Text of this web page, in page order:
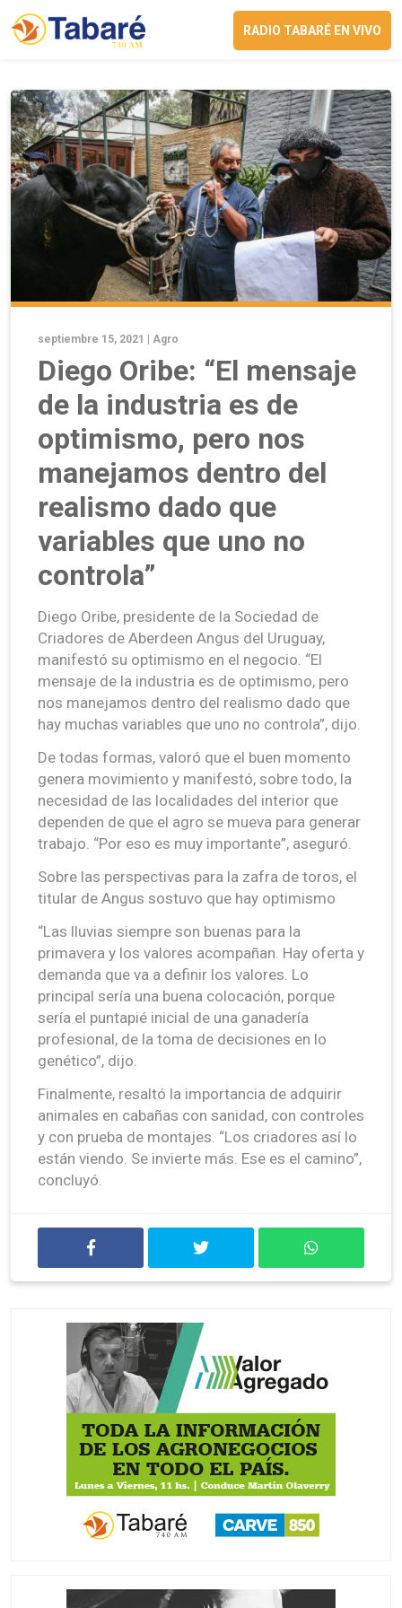
RADIO TABARÉ EN VIVO
septiembre 15, 2021 | Agro
Diego Oribe: “El mensaje
de la industria es de
optimismo, pero nos
manejamos dentro del
realismo dado que
variables que uno no
controla”
Diego Oribe, presidente de la Sociedad de
Criadores de Aberdeen Angus del Uruguay,
manifestó su optimismo en el negocio. “El
mensaje de la industria es de optimismo, pero
nos manejamos dentro del realismo dado que
hay muchas variables que uno no controla”, dijo.
De todas formas, valoró que el buen momento
genera movimiento y manifestó, sobre todo, la
necesidad de las localidades del interior que
dependen de que el agro se mueva para generar
trabajo. “Por eso es muy importante”, aseguró.
Sobre las perspectivas para la zafra de toros, el
titular de Angus sostuvo que hay optimismo
“Las lluvias siempre son buenas para la
primavera y los valores acompañan. Hay oferta y
demanda que va a definir los valores. Lo
principal sería una buena colocación, porque
sería el puntapié inicial de una ganadería
profesional, de la toma de decisiones en lo
genético”, dijo.
Finalmente, resaltó la importancia de adquirir
animales en cabañas con sanidad, con controles
y con prueba de montajes. “Los criadores así lo
están viendo. Se invierte más. Ese es el camino”,
concluyó.